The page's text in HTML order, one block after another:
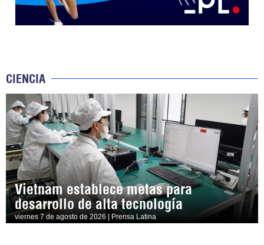
CIENCIA
Vietnam establece metas para
desarrollo de alta tecnología
viernes 7 de agosto de 2026 | Prensa Latina